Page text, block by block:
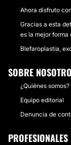
Ahora disfruto
Gracias a esta
es la mejor forma
Blefaroplastia,
SOBRE
¿Quiénes somos?
Equipo editorial
Denuncia de
PROFESIONALES